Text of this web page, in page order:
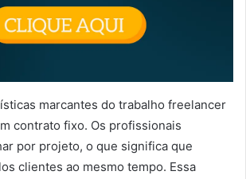
marcantes do trabalho freelancer
contrato fixo. Os profissionais
por projeto, o que significa que
clientes ao mesmo tempo. Essa